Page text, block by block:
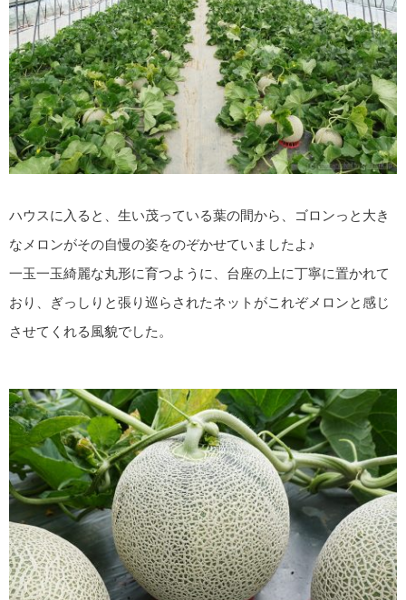
ハウスに入ると、生い茂っている葉の間から、ゴロンっと大き
なメロンがその自慢の姿をのぞかせていましたよ♪
一玉一玉綺麗な丸形に育つように、台座の上に丁寧に置かれて
おり、ぎっしりと張り巡らされたネットがこれぞメロンと感じ
させてくれる風貌でした。